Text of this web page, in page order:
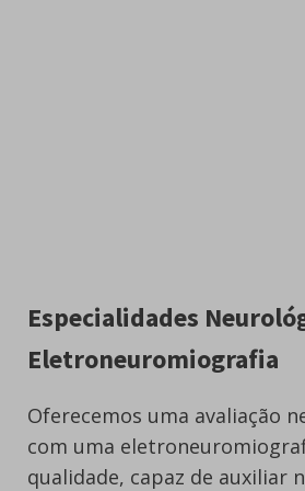
Especialidades
Eletroneuromiografia
Oferecemos uma avaliação
com uma
qualidade, capaz de auxiliar